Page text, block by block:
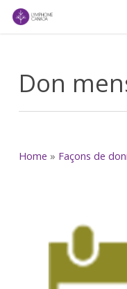
Skip
Don
Home » Façons de